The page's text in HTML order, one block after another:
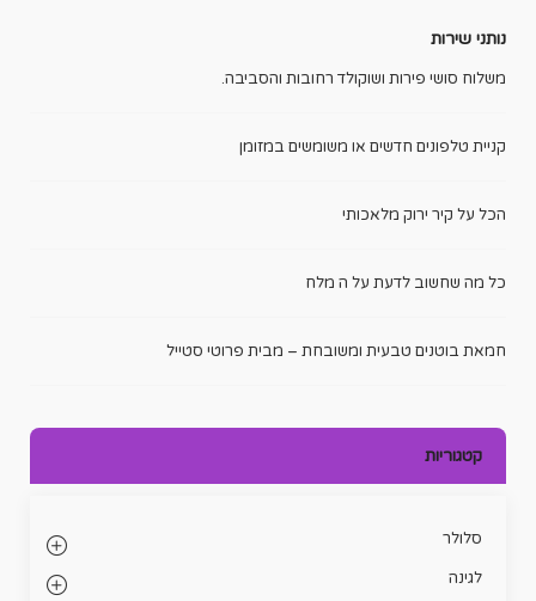
נותני שירות
משלוח סושי פירות ושוקולד רחובות והסביבה.
קניית טלפונים חדשים או משומשים במזומן
הכל על קיר ירוק מלאכותי
כל מה שחשוב לדעת על ה מלח
חמאת בוטנים טבעית ומשובחת – מבית פרוטי סטייל
קטגוריות
סלולר
לגינה